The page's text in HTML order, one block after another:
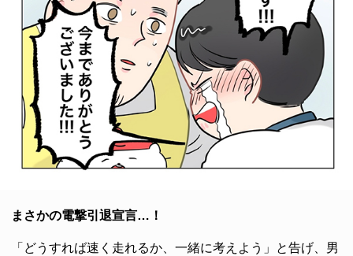
まさかの電撃引退宣言…！
「どうすれば速く走れるか、一緒に考えよう」と告げ、男